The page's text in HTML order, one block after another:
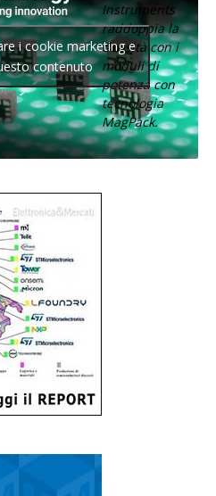
Instruments
raddoppia la
densità con i
moduli di
potenza con
tecnologia
MagPack.
i cookie marketing e
contenuto